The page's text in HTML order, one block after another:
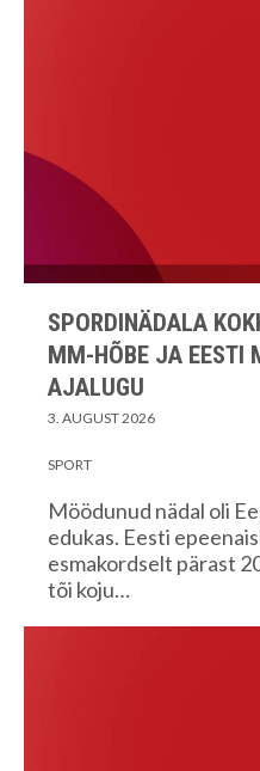
SPORDINÄDALA
MM-HÕBE JA EESTI
AJALUGU
3. AUGUST 2026
SPORT
Möödunud nädal oli
edukas. Eesti
esmakordselt pärast
tõi koju…